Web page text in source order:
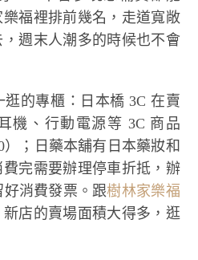
福裡排前幾名，走道寬敞
週末人潮多的時候也不會
的專櫃：日本橋 3C 在賣
機、行動電源等 3C 商品
）；日藥本舖有日本藥妝和
完需要辦理停車折抵，辦
消費發票。跟樹林家樂福
新店的賣場面積大得多，逛